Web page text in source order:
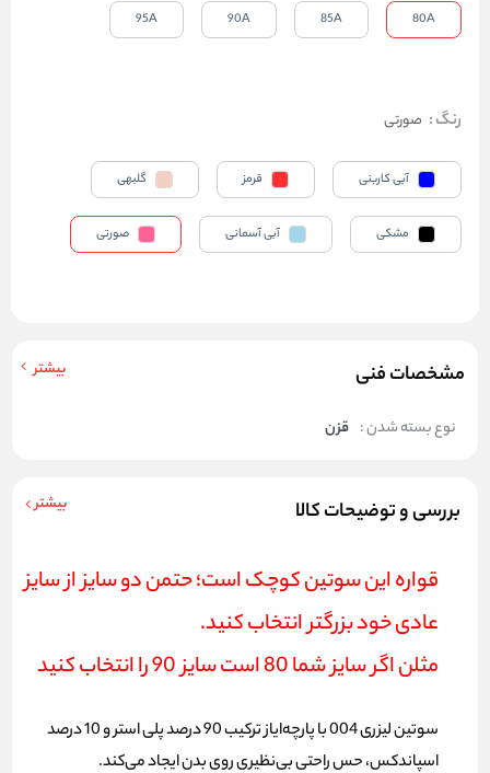
مشخصات فنی بیشتر
نوع بسته شدن : قزن
بررسی و توضیحات کالا بیشتر
قواره این سوتین کوچک است؛ حتمن دو سایز از سایز
عادی خود بزرگتر انتخاب کنید.
مثلن اگر سایز شما 80 است سایز 90 را انتخاب کنید
سوتین لیزری 004 با پارچه‌ایاز ترکیب 90 درصد پلی استر و 10 درصد
اسپاندکس، حس راحتی بی‌نظیری روی بدن ایجاد می‌کند.
80A
85A
90A
95A
رنگ: صورتی
آبی کاربنی قرمز گلبهی
مشکی آبی آسمانی صورتی